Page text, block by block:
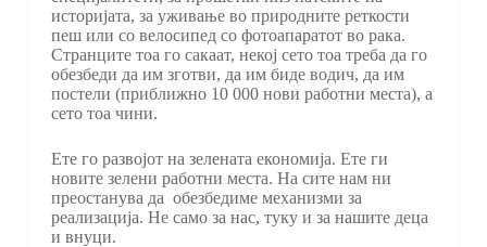
историјата, за уживање во природните реткости
пеш или со велосипед со фотоапаратот во рака.
Странците тоа го сакаат, некој сето тоа треба да го
обезбеди да им зготви, да им биде водич, да им
постели (приближно 10 000 нови работни места), а
сето тоа чини.
Ете го развојот на зелената економија. Ете ги
новите зелени работни места. На сите нам ни
преостанува да обезбедиме механизми за
реализација. Не само за нас, туку и за нашите деца
и внуци.